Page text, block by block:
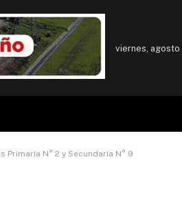
viernes, agosto
N° 2 y Secundaria N° 9